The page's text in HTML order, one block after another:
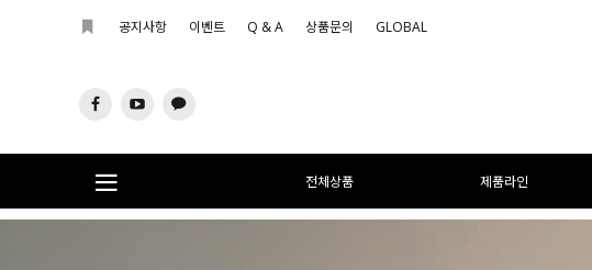
공지사항 이벤트 Q & A 상품문의 GLOBAL
전체상품 제품라인